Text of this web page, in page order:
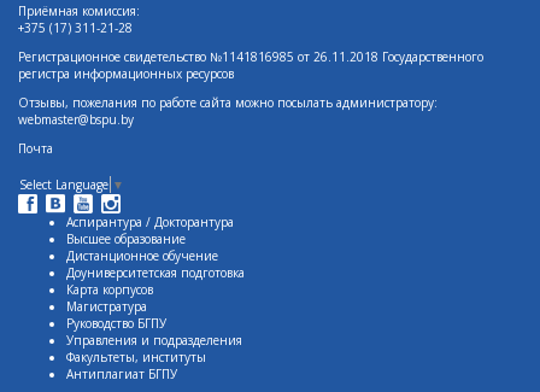
Приёмная комиссия:
+375 (17) 311-21-28
Регистрационное свидетельство №1141816985 от 26.11.2018 Государственного
регистра информационных ресурсов
Отзывы, пожелания по работе сайта можно посылать администратору:
webmaster@bspu.by
Почта
Select Language ▼
Аспирантура / Докторантура
Высшее образование
Дистанционное обучение
Доуниверситетская подготовка
Карта корпусов
Магистратура
Руководство БГПУ
Управления и подразделения
Факультеты, институты
Антиплагиат БГПУ